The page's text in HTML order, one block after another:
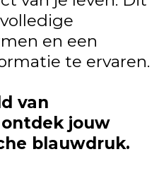
en een
te ervaren.
van
jouw
blauwdruk.